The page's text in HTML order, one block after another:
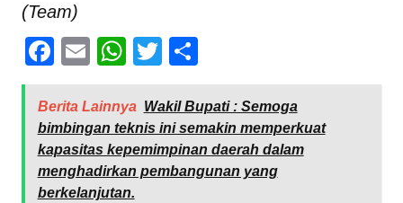
(Team)
Facebook
EmailWhatsApp
Twitter
Berita Lainnya Wakil Bupati : Semoga
bimbingan teknis ini semakin memperkuat
kapasitas kepemimpinan daerah dalam
menghadirkan pembangunan yang
berkelanjutan.